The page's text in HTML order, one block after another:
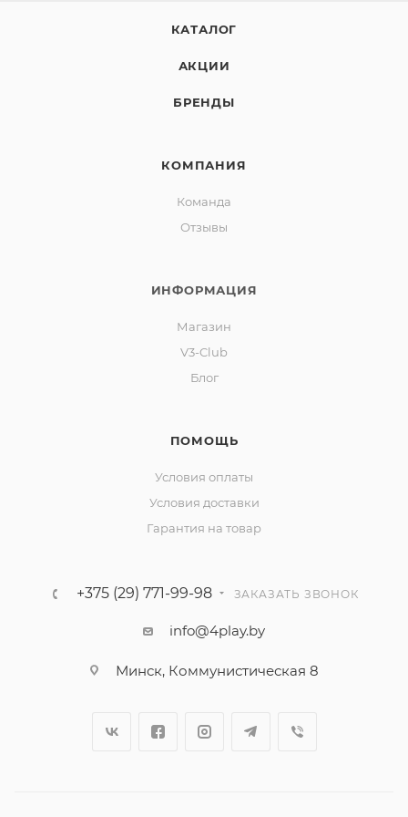
3" динамики из плетенного
высококачественного стекловолокна, что
резкостью. Такая конструкция влияет на вибрации и
создает более плотный и детальный звук, позволяя
Усиление НЧ диапазона
Спрятанные сзади фазоинверторы спроектированы
КАТАЛОГ
АКЦИИ
БРЕНДЫ
КОМПАНИЯ
Команда
Отзывы
ИНФОРМАЦИЯ
Магазин
V3-Club
Блог
ПОМОЩЬ
Условия оплаты
Условия доставки
Гарантия на товар
+375 (29) 771-99-98 ЗАКАЗАТЬ ЗВОНОК
info@4play.by
Минск, Коммунистическая 8